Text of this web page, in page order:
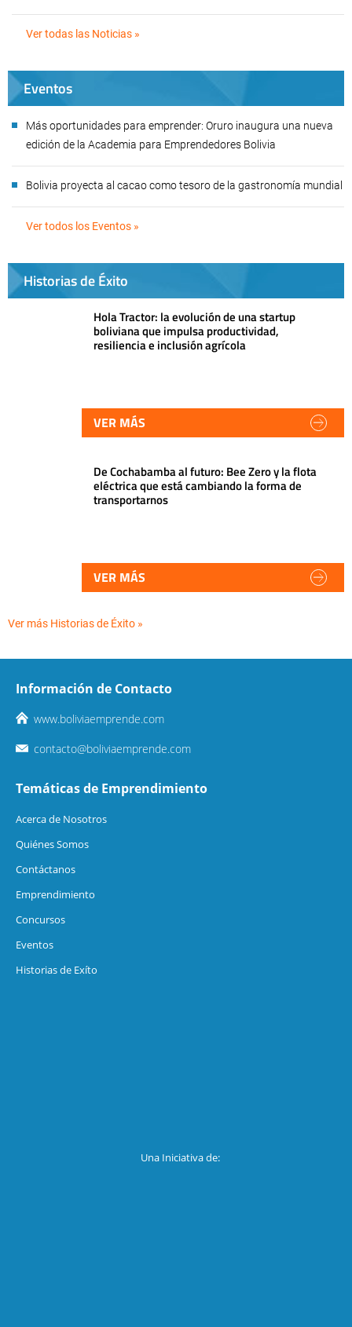
Ver todas las Noticias »
Eventos
Más oportunidades para emprender: Oruro inaugura una nueva
edición de la Academia para Emprendedores Bolivia
Bolivia proyecta al cacao como tesoro de la gastronomía mundial
Ver todos los Eventos »
Historias de Éxito
Hola Tractor: la evolución de una startup
boliviana que impulsa productividad,
resiliencia e inclusión agrícola
VER MÁS
De Cochabamba al futuro: Bee Zero y la flota
eléctrica que está cambiando la forma de
transportarnos
VER MÁS
Ver más Historias de Éxito »
Información de Contacto
www.boliviaemprende.com
contacto@boliviaemprende.com
Temáticas de Emprendimiento
Acerca de Nosotros
Quiénes Somos
Contáctanos
Emprendimiento
Concursos
Eventos
Historias de Exíto
Una Iniciativa de: